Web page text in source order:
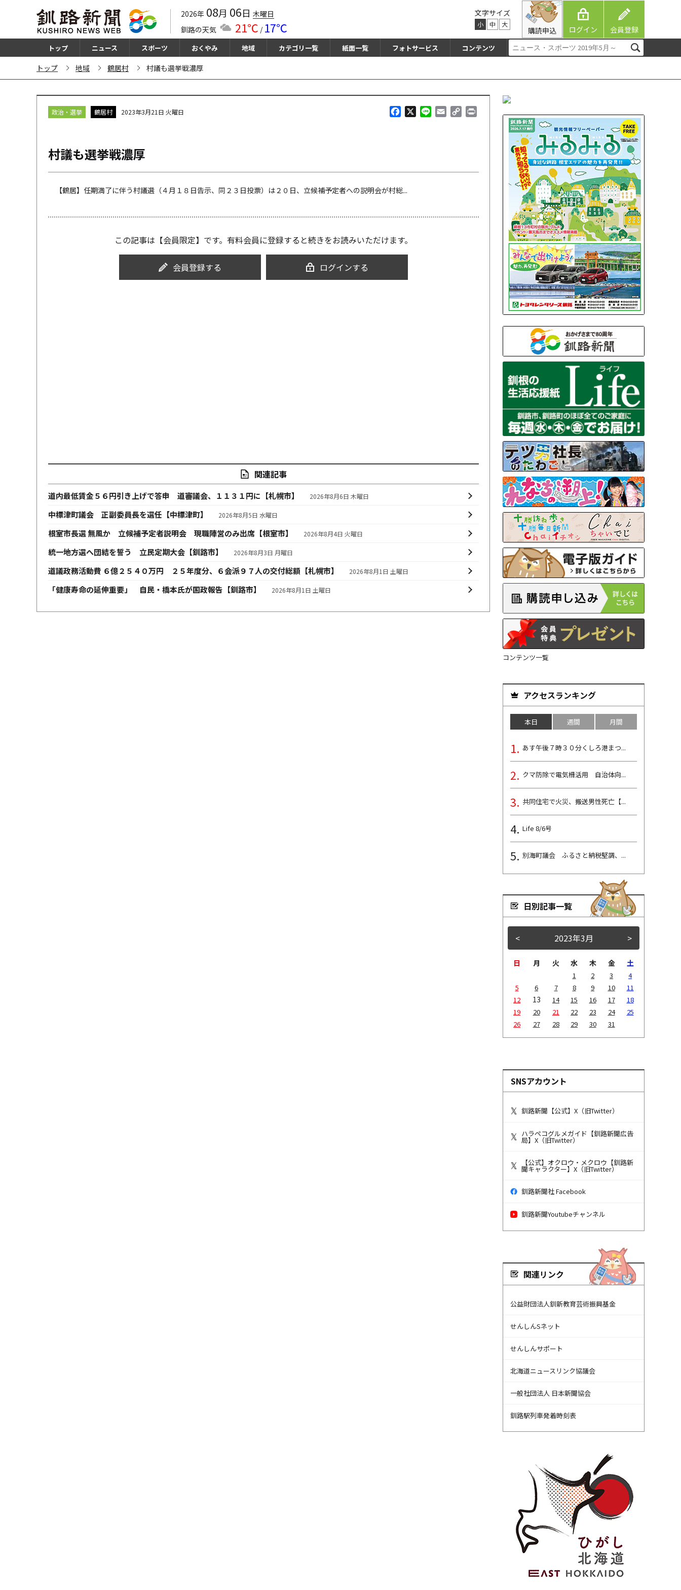
2026年 08月 06日 木曜日
釧路の天気
21℃ / 17℃
文字サイズ
小 中 大
購読申込 ログイン 会員登録
トップ ニュース スポーツ おくやみ 地域 カテゴリ一覧 紙面一覧 フォトサービス コンテンツ
トップ 地域 鶴居村 村議も選挙戦濃厚
k
政治・選挙 鶴居村 2023年3月21日 火曜日
村議も選挙戦濃厚
【鶴居】任期満了に伴う村議選（４月１８日告示、同２３日投票）は２０日、立候補予定者への説明会が村総...
この記事は【会員限定】です。有料会員に登録すると続きをお読みいただけます。
会員登録する ログインする
関連記事
道内最低賃金５６円引き上げで答申 道審議会、１１３１円に【札幌市】 2026年8月6日 木曜日
中標津町議会 正副委員長を選任【中標津町】 2026年8月5日 水曜日
根室市長選 無風か 立候補予定者説明会 現職陣営のみ出席【根室市】 2026年8月4日 火曜日
統一地方選へ団結を誓う 立民定期大会【釧路市】 2026年8月3日 月曜日
道議政務活動費 ６億２５４０万円 ２５年度分、６会派９７人の交付総額【札幌市】 2026年8月1日 土曜日
「健康寿命の延伸重要」 自民・橋本氏が国政報告【釧路市】 2026年8月1日 土曜日
コンテンツ一覧
アクセスランキング
本日 週間 月間
あす午後７時３０分くしろ港まつ...
クマ防除で電気柵活用 自治体向...
共同住宅で火災、搬送男性死亡【...
Life 8/6号
別海町議会 ふるさと納税堅調、...
日別記事一覧
< >
2023年3月
日 月 火 水 木 金 土
1 2 3
4
5
6 7 8 9 10
11
12
13 14 15 16 17
18
19
20 21 22 23 24
25
26
27 28 29 30 31
SNSアカウント
釧路新聞【公式】X（旧Twitter）
ハラペコグルメガイド【釧路新聞広告
局】X（旧Twitter）
【公式】オクロウ・メクロウ【釧路新
聞キャラクター】X（旧Twitter）
釧路新聞社 Facebook
釧路新聞Youtubeチャンネル
関連リンク
公益財団法人釧新教育芸術振興基金
せんしんSネット
せんしんサポート
北海道ニュースリンク協議会
一般社団法人 日本新聞協会
釧路駅列車発着時刻表